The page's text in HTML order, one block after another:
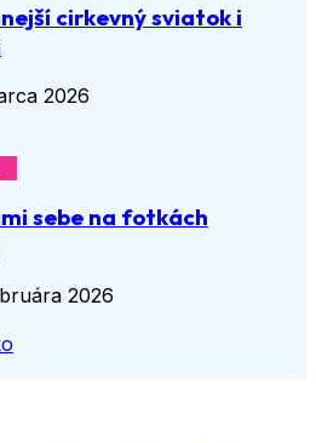
cirkevný sviatok i
2026
sebe na fotkách
2026